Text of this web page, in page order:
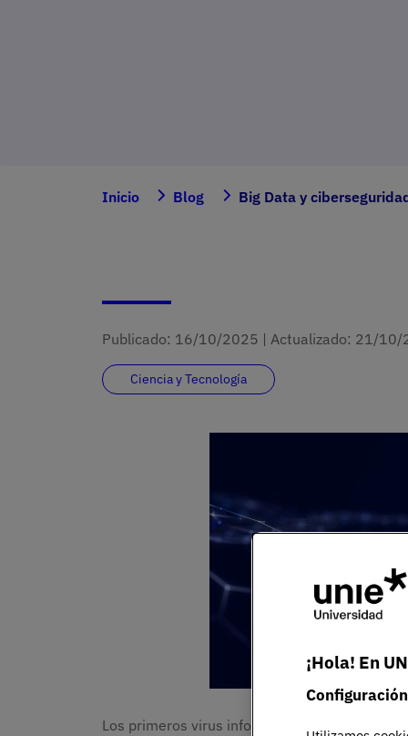
Inicio Blog Big Data y
Publicado: 16/10/2025 | Actualizado: 21/10/
Ciencia y Tecnología
Los primeros virus informáticos (explicar
¡Hola! En